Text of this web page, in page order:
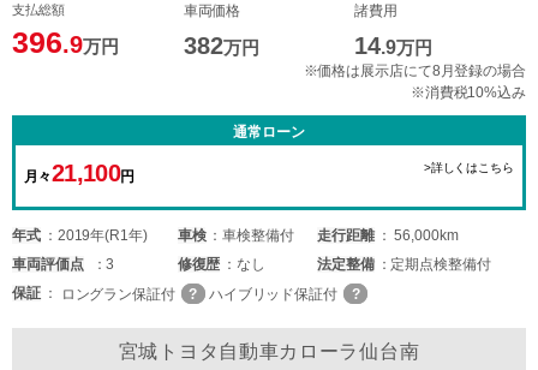
支払総額
396.9万円
車両価格
382万円
諸費用
14.9万円
※価格は展示店にて8月登録の場合
※消費税10%込み
通常ローン
月々21,100円
>詳しくはこちら
年式 2019年(R1年) 車検 車検整備付 走行距離
56,000km
車両評価点 3 修復歴 なし 法定整備
定期点検整備付
保証
ロングラン保証付 ハイブリッド保証付
宮城トヨタ自動車カローラ仙台南